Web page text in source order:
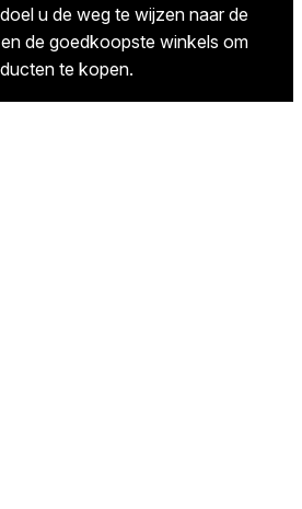
u de weg te wijzen naar de
de goedkoopste winkels om
te kopen.